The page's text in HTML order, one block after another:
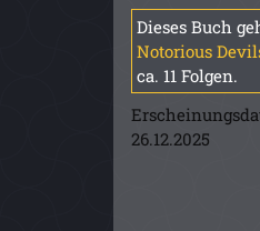
Dieses Buch
Notorious
ca. 11 Folgen.
26.12.2025